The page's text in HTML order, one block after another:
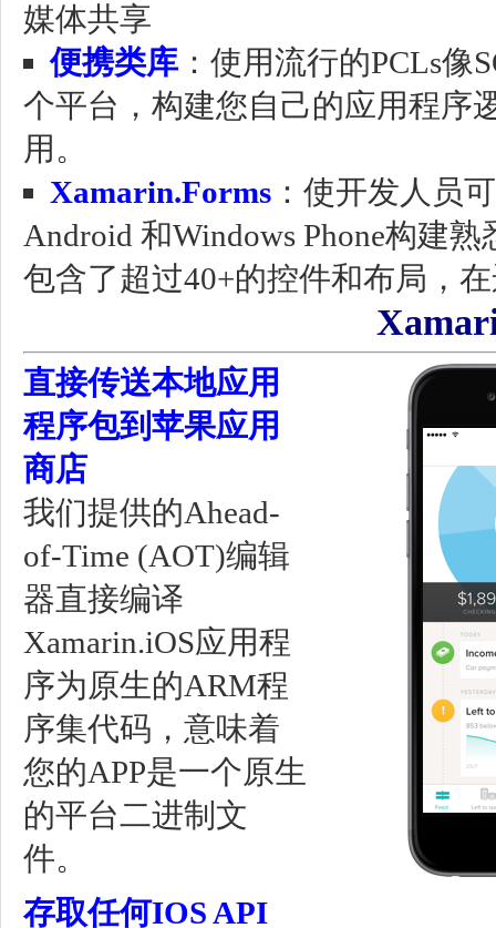
媒体共享
便携类库 ：使用流行的PCLs像
个平台，构建您自己的应用程序
用。
Xamarin.Forms ：使开发人员
Android 和Windows Phone构建
包含了超过40+的控件和布局，
直接传送本地应用
程序包到苹果应用
商店
我们提供的Ahead-
of-Time (AOT)编辑
器直接编译
Xamarin.iOS应用程
序为原生的ARM程
序集代码，意味着
您的APP是一个原生
的平台二进制文
件。
存取任何IOS API